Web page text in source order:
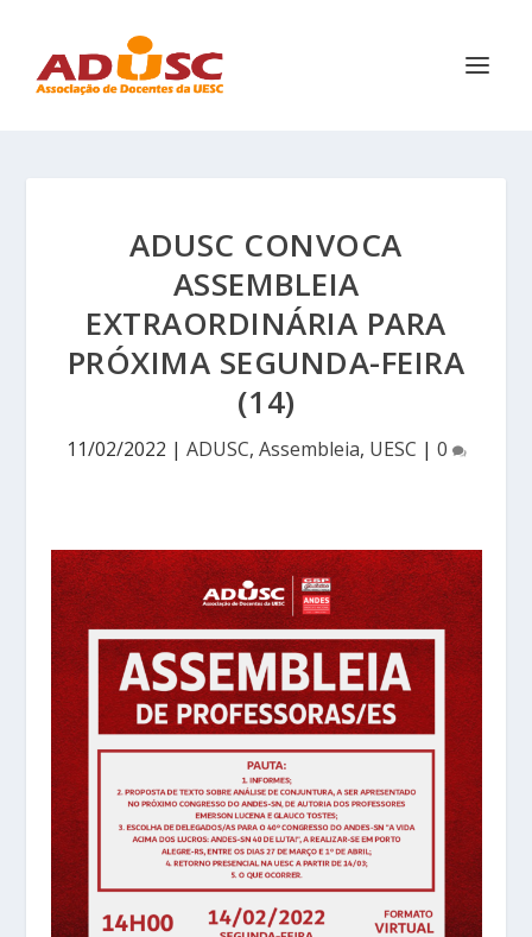
ADUSC CONVOCA
ASSEMBLEIA
EXTRAORDINÁRIA PARA
PRÓXIMA SEGUNDA-FEIRA
(14)
11/02/2022 | ADUSC, Assembleia, UESC | 0